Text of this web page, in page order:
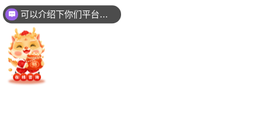
可以介绍下你们平台吗？